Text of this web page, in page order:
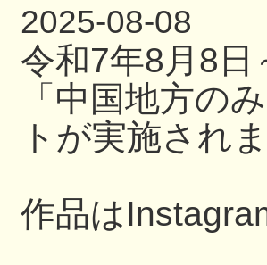
2025-08-08
令和7年8月8
「中国地方の
トが実施されま
作品は